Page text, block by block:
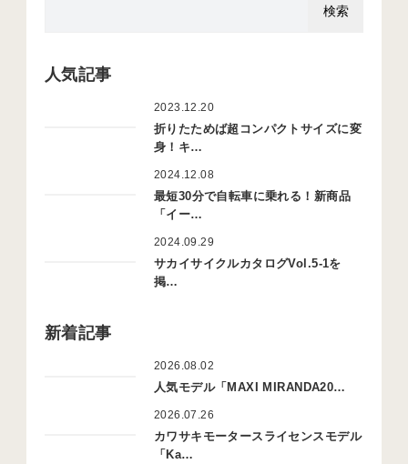
人気記事
2023.12.20
折りたためば超コンパクトサイズに変
身！キ…
2024.12.08
最短30分で自転車に乗れる！新商品
「イー…
2024.09.29
サカイサイクルカタログVol.5-1を
掲…
新着記事
2026.08.02
人気モデル「MAXI MIRANDA20…
2026.07.26
カワサキモータースライセンスモデル
「Ka…